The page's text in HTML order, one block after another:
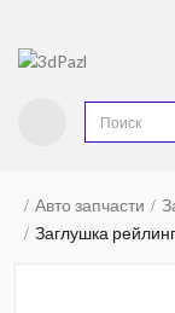
Авто запчасти
Заглушка